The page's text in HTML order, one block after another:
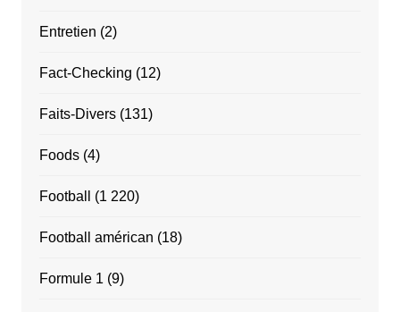
Entretien (2)
Fact-Checking (12)
Faits-Divers(131)
Foods(4)
Football (1 220)
Football américan (18)
Formule 1 (9)